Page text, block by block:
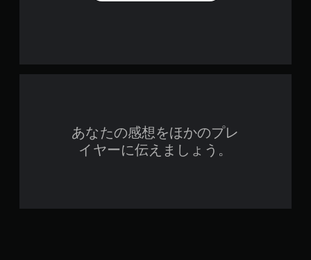
あなたの感想をほかのプレ
イヤーに伝えましょう。